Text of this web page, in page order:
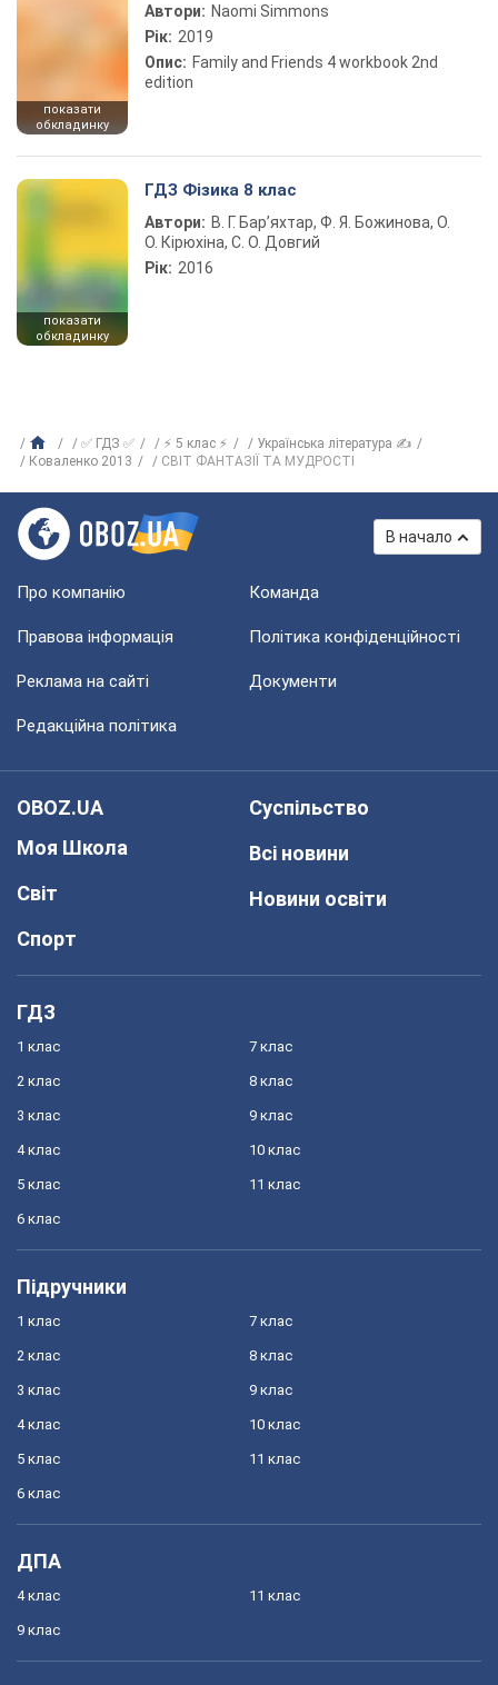
показати
обкладинку
Автори: Naomi Simmons
Рік: 2019
Опис: Family and Friends 4 workbook 2nd
edition
показати
обкладинку
ГДЗ Фізика 8 клас
Автори: В. Г. Бар’яхтар, Ф. Я. Божинова, О.
О. Кірюхіна, С. О. Довгий
Рік: 2016
✅ ГДЗ ✅ ⚡ 5 клас ⚡
Українська література ✍
Коваленко 2013
СВІТ ФАНТАЗІЇ ТА МУДРОСТІ
В начало
Про компанію Команда
Правова інформація Політика конфіденційності
Реклама на сайті Документи
Редакційна політика
OBOZ.UA
Моя Школа
Світ
Спорт
Суспільство
Всі новини
Новини освіти
ГДЗ
1 клас
2 клас
3 клас
4 клас
5 клас
6 клас
7 клас
8 клас
9 клас
10 клас
11 клас
Підручники
1 клас
2 клас
3 клас
4 клас
5 клас
6 клас
7 клас
8 клас
9 клас
10 клас
11 клас
ДПА
4 клас
9 клас
11 клас